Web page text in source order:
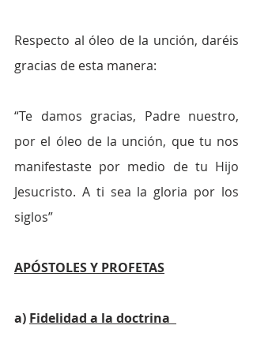
Respecto al óleo de la unción, daréis
gracias de esta manera:
“Te damos gracias, Padre nuestro,
por el óleo de la unción, que tu nos
manifestaste por medio de tu Hijo
Jesucristo. A ti sea la gloria por los
siglos”
APÓSTOLES Y PROFETAS
a) Fidelidad a la doctrina